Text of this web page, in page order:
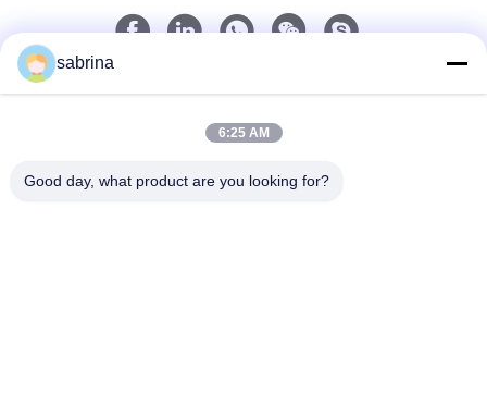
E-mail
sabrina
6:25 AM
Good day, what product are you looking for?